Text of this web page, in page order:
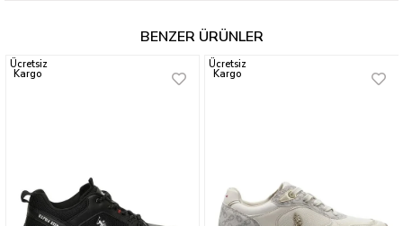
BENZER ÜRÜNLER
Ücretsiz
Kargo
Ücretsiz
Kargo